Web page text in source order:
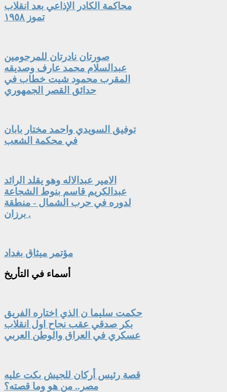
محاكمة الكادر الإذاعي بعد انقلاب
تموز ١٩٥٨
صورتان نادرتان للمرحومين
عبدالسلام محمد عارف وصديقه
المقرب محمود شيت خطاب في
حدائق القصر الجمهوري
توفيق السويدي واحمد مختار بابان
في محكمة الشعب
الامير عبدالاله وهو يقلد الرائد
عبدالكريم قاسم بنوط الشجاعة
لدوره في حرب الشمال - منطقة
برزان .
مؤتمر ميثاق بغداد
أسماء في التأريخ
حكمت سليما ن الذي اختاره الفريق
بكر صدقي عقب نجاح اول انقلاب
عسكري في العراق والوطن العربي
قصة رئيس أركان للجيش بكت عليه
مصر.. من هو وما قصته؟